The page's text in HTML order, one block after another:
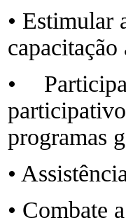
• Estimular
•
programas
•
• Combate